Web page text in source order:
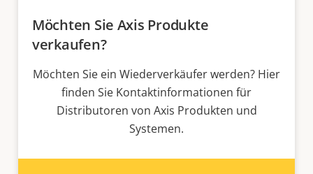
Möchten Sie Axis Produkte
verkaufen?
Möchten Sie ein Wiederverkäufer werden? Hier
finden Sie Kontaktinformationen für
Distributoren von Axis Produkten und
Systemen.